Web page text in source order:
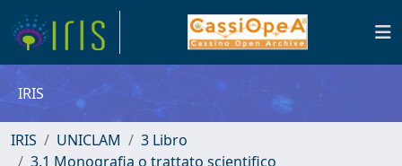
IRIS
IRIS UNICLAM
3 Libro
3.1 Monografia o trattato scientifico